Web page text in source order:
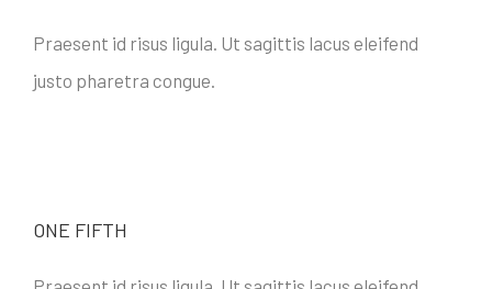
Praesent id risus ligula. Ut sagittis lacus eleifend
justo pharetra congue.
ONE FIFTH